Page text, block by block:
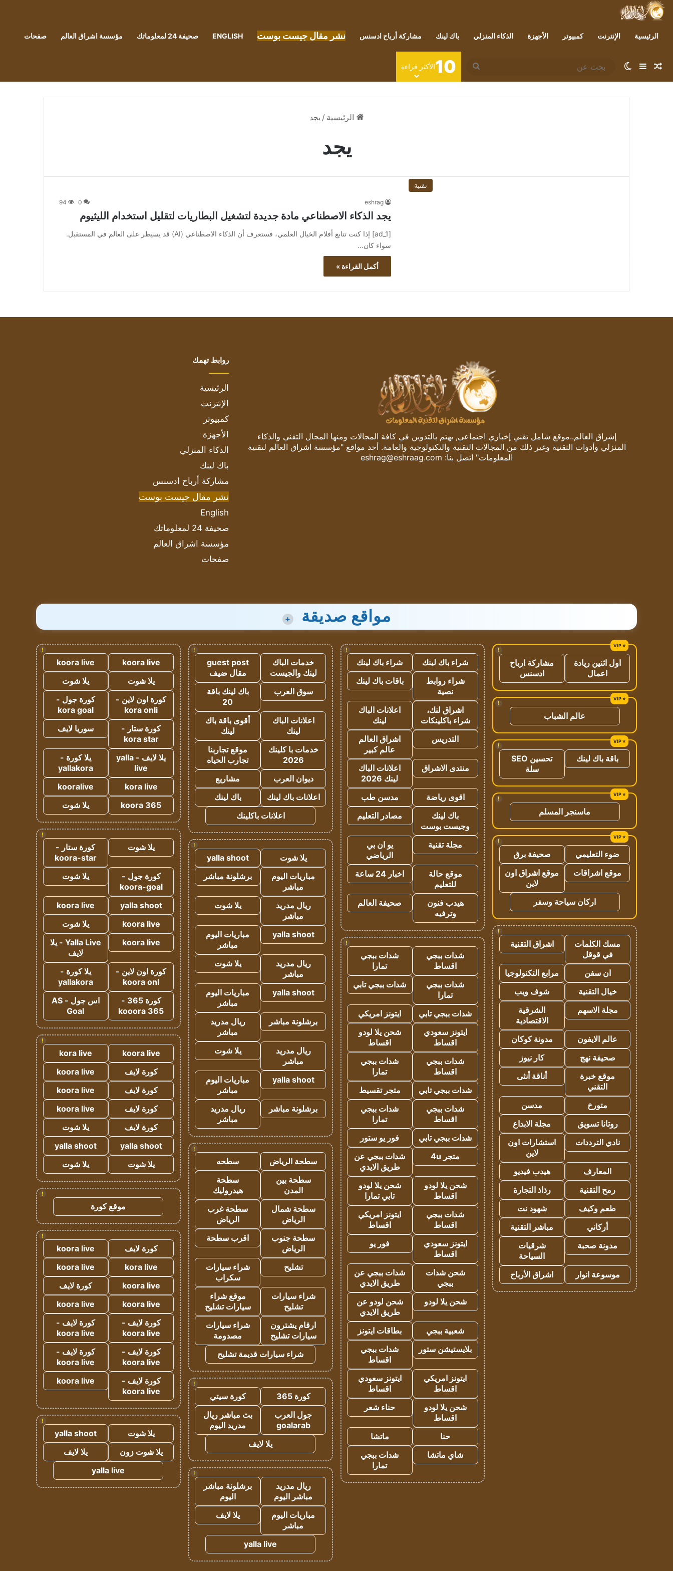
الرئيسية الإنترنت كمبيوتر الأجهزة الذكاء المنزلي باك لينك مشاركة أرباح ادسنس نشر مقال جيست بوست ENGLISH صحيفة 24 لمعلوماتك مؤسسة اشراق العالم صفحات
مقال عشوائي
إضافة عمود جانبي
الوضع المظلم
بحث
عن
10الأكثر قراءة
الرئيسية / يجد
يجد
تقنية
eshrag
0
94
يجد الذكاء الاصطناعي مادة جديدة لتشغيل البطاريات لتقليل استخدام الليثيوم
[ad_1] إذا كنت تتابع أفلام الخيال العلمي، فستعرف أن الذكاء الاصطناعي (AI) قد يسيطر على العالم في المستقبل.
سواء كان…
أكمل القراءة »
إشراق العالم..موقع شامل تقني إخباري اجتماعي, يهتم بالتدوين في كافة المجالات ومنها المجال التقني والذكاء
المنزلي وأدوات التقنية وغير ذلك من المجالات التقنية والتكنولوجية والعامة. أحد مواقع "مؤسسة اشراق العالم لتقنية
المعلومات" اتصل بنا: eshrag@eshraag.com
روابط تهمك
الرئيسية
الإنترنت
كمبيوتر
الأجهزة
الذكاء المنزلي
باك لينك
مشاركة أرباح ادسنس
نشر مقال جيست بوست
English
صحيفة 24 لمعلوماتك
مؤسسة اشراق العالم
صفحات
مواقع صديقة +
!
اول اثنين ريادة
اعمال
مشاركة ارباح
ادسنس
!
عالم الشباب
!
باقة باك لينك
تحسين SEO
سلة
!
ماسنجر المسلم
!
ضوء التعليمي
صحيفة برق
موقع اشراقات
موقع اشراق اون
لاين
اركان سياحة وسفر
!
مسك الكلمات
في قوقل
اشراق التقنية
ان سفن
مرابع التكنولوجيا
خيال التقنية
شوف ويب
مجلة الاسهم
الشرقية
الاقتصادية
عالم الايفون
مدونة كوكان
صحيفة نهج
كار نيوز
موقع خبرة
التقني
أناقة أنثى
متورخ
مدسن
روتانا تسويق
مجلة الابداع
نادي الترددات
استشارات اون
لاين
المعارف
هيدب فيديو
رمح التقنية
رذاذ التجارة
طعم وكيف
شهود نت
أركاني
مباشر التقنية
مدونة صحبة
شرقيات
السياحة
موسوعة انوار
اشراق الأرباح
!
شراء باك لينك
شراء باك لينك
شراء روابط
نصية
باقات باك لينك
اشراق لنك،
شراء باكلينكات
اعلانات الباك
لينك
التدريس
اشراق العالم
عالم كبير
منتدى الاشراق
اعلانات الباك
لينك 2026
اقوى رياضة
مدسن طب
باك لينك
وجيست بوست
مصادر التعليم
مجلة تقنية
يو ان بي
الرياضي
موقع حالة
للتعليم
اخبار 24 ساعة
هيدب فنون
وترفيه
صحيفة العالم
!
شدات ببجي
اقساط
شدات ببجي
تمارا
شدات ببجي
تمارا
شدات ببجي تابي
شدات ببجي تابي
ايتونز امريكي
ايتونز سعودي
اقساط
شحن يلا لودو
اقساط
شدات ببجي
اقساط
شدات ببجي
تمارا
شدات ببجي تابي
متجر تقسيط
شدات ببجي
اقساط
شدات ببجي
تمارا
شدات ببجي تابي
فور يو ستور
متجر 4u
شدات ببجي عن
طريق الايدي
شحن يلا لودو
اقساط
شحن يلا لودو
تابي تمارا
شدات ببجي
اقساط
ايتونز امريكي
اقساط
ايتونز سعودي
اقساط
فور يو
شحن شدات
ببجي
شدات ببجي عن
طريق الايدي
شحن يلا لودو
شحن لودو عن
طريق الايدي
شعبية ببجي
بطاقات ايتونز
بلايستيشن ستور
شدات ببجي
اقساط
ايتونز امريكي
اقساط
ايتونز سعودي
اقساط
شحن يلا لودو
اقساط
حناء شعر
حنا
ماتشا
شاي ماتشا
شدات ببجي
تمارا
!
خدمات الباك
لينك والجيست
guest post
مقال ضيف
سوق العرب
باك لينك باقة
20
اعلانات الباك
لينك
أقوى باقة باك
لينك
خدمات با كلينك
2026
موقع تجاربنا
تجارب الحياه
ديوان العرب
مشاريع
اعلانات باك لينك
باك لينك
اعلانات باكلينك
!
يلا شوت
yalla shoot
مباريات اليوم
مباشر
برشلونة مباشر
ريال مدريد
مباشر
يلا شوت
yalla shoot
مباريات اليوم
مباشر
ريال مدريد
مباشر
يلا شوت
yalla shoot
مباريات اليوم
مباشر
برشلونة مباشر
ريال مدريد
مباشر
ريال مدريد
مباشر
يلا شوت
yalla shoot
مباريات اليوم
مباشر
برشلونة مباشر
ريال مدريد
مباشر
!
سطحة الرياض
سطحه
سطحة بين
المدن
سطحة
هيدروليك
سطحة شمال
الرياض
سطحة غرب
الرياض
سطحة جنوب
الرياض
اقرب سطحة
تشليح
شراء سيارات
سكراب
شراء سيارات
تشليح
موقع شراء
سيارات تشليح
ارقام يشترون
سيارات تشليح
شراء سيارات
مصدومة
شراء سيارات قديمة تشليح
!
كورة 365
كورة سيتي
جول العرب
goalarab
بث مباشر ريال
مدريد اليوم
يلا لايف
!
ريال مدريد
مباشر اليوم
برشلونة مباشر
اليوم
مباريات اليوم
مباشر
يلا لايف
yalla live
!
koora live
koora live
يلا شوت
يلا شوت
كورة اون لاين -
kora onli
كورة جول -
kora goal
كورة ستار -
kora star
سوريا لايف
يلا لايف - yalla
live
يلا كورة -
yallakora
kora live
kooralive
koora 365
يلا شوت
!
يلا شوت
كورة ستار -
koora-star
كورة جول -
koora-goal
يلا شوت
yalla shoot
koora live
koora live
يلا شوت
koora live
Yalla Live - يلا
لايف
كورة اون لاين -
koora onl
يلا كورة -
yallakora
كورة 365 -
kooora 365
اس جول - AS
Goal
!
koora live
kora live
كورة لايف
koora live
كورة لايف
koora live
كورة لايف
koora live
كورة لايف
يلا شوت
yalla shoot
yalla shoot
يلا شوت
يلا شوت
!
موقع كورة
!
كورة لايف
koora live
kora live
koora live
koora live
كورة لايف
koora live
koora live
كورة لايف -
koora live
كورة لايف -
koora live
كورة لايف -
koora live
كورة لايف -
koora live
كورة لايف -
koora live
koora live
!
يلا شوت
yalla shoot
يلا شوت زون
يلا لايف
yalla live